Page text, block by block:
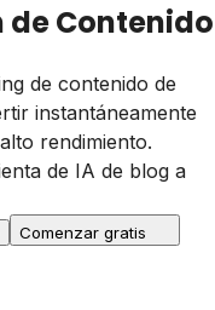
de Contenido
de contenido de
instantáneamente
rendimiento.
de IA de blog a
Comenzar gratis